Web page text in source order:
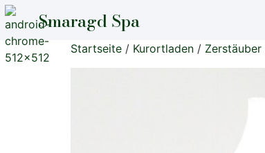
Smaragd Spa
Startseite / Kurortladen / Zerstäuber